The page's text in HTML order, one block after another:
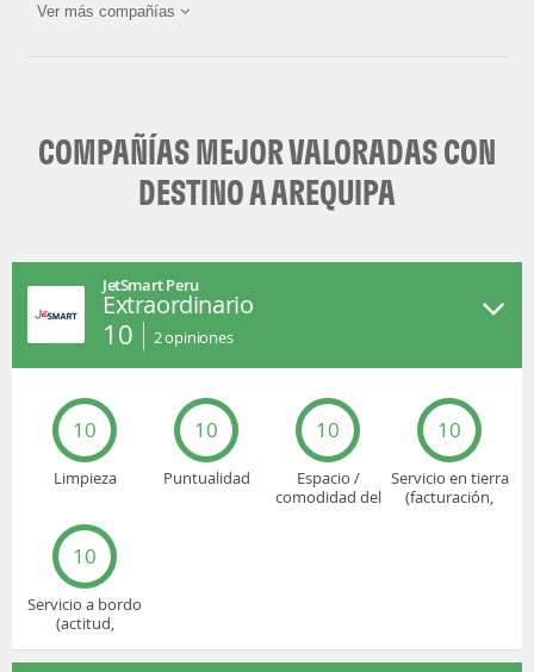
LATAM Airlines
Ver más compañías
COMPAÑÍAS MEJOR VALORADAS CON
DESTINO A AREQUIPA
JetSmart Peru
Extraordinario
10 2opiniones
10
Limpieza
10
Puntualidad
10
Espacio /
comodidad del
10
Servicio en tierra
(facturación,
10
Servicio a bordo
(actitud,